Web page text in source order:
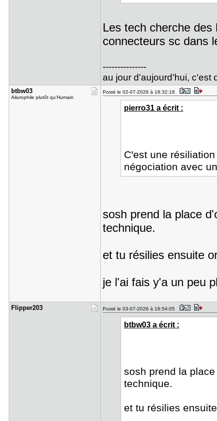
Les tech cherche
connecteurs sc dans
---------------
au jour d'aujourd'hui, c'est
btbw03
Ailurophile plutôt qu'Humain
Posté le 02-07-2026 à 18:32:18
pierro31 a écrit :
C'est une
négociation avec
sosh prend la place
technique.
et tu résilies ensuite
je l'ai fais y'a un peu
Flipper203 Posté le 03-07-2026 à 16:54:05
btbw03 a écrit :
sosh prend la
technique.
et tu résilies